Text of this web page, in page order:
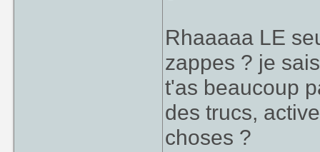
Rhaaaaa LE
zappes ? je
t'as beaucoup
des trucs,
choses ?